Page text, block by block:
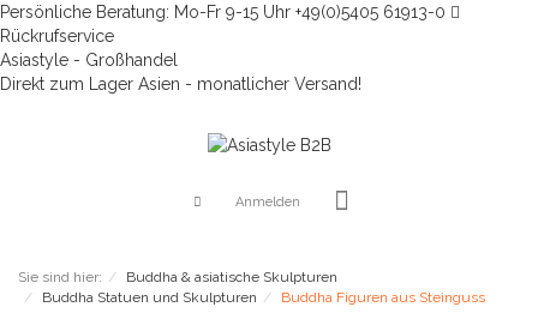
Persönliche Beratung: Mo-Fr 9-15 Uhr +49(0)5405 61913-0
Rückrufservice
Asiastyle - Großhandel
Direkt zum Lager Asien - monatlicher Versand!
Anmelden
Sie sind hier:
Buddha & asiatische Skulpturen
Buddha Statuen und Skulpturen
Buddha Figuren aus Steinguss